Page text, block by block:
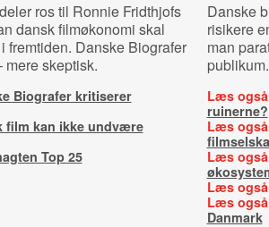
ros til Ronnie Fridthjofs
dansk filmøkonomi skal
fremtiden. Danske Biografer
mere skeptisk.
Biografer kritiserer
film kan ikke undvære
Top 25
Danske
risikere
man
publikum.
Læs
ruinerne?
Læs
Læs
Læs
Læs
Danmark